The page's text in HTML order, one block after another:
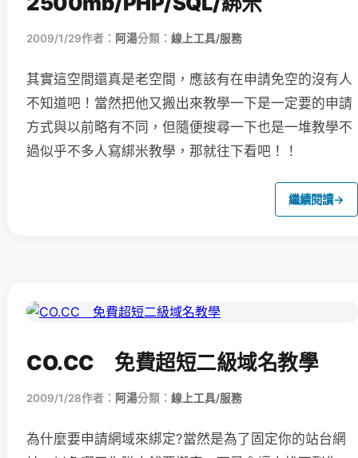
2009/1/29作者： 阿湯分類： 線上工具/服務
其實這空間還真是老空間，應該有在申請免空的沒有人
不知道吧！當然把他又搬出來教學一下是一定要的申請
方式與以前略有不同，但隨便搜尋一下也是一堆教學不
過似乎不多人寫綁米教學，那就往下看吧！！
繼續閱讀→
CO.CC 免費超短二級域名教學
2009/1/28作者： 阿湯分類： 線上工具/服務
為什麼要申請網域來綁定?當然是為了固定你的站台網